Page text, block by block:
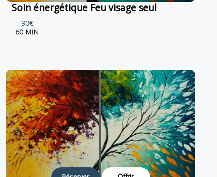
Soin énergétique Feu visage seul
90€
60 MIN